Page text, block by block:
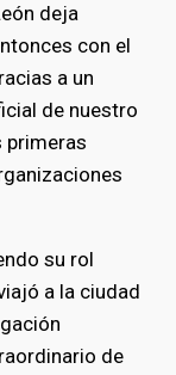
deja
con el
a un
de nuestro
primeras
su rol
a la ciudad
de